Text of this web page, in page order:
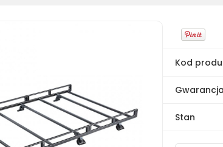
Kod
Stan